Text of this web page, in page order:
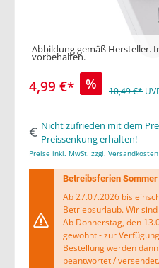
Abbildung gemäß Hersteller.
vorbehalten.
4,99 €* % 10,49 €*
Nicht zufrieden mit dem
Preissenkung erhalten!
Preise inkl. MwSt. zzgl. Versandkosten
Betreibsferien Sommer
Ab 27.07.2026 bis
Betriebsurlaub. Wir
Ab Donnerstag, den
gewohnt - zur
Bestellung werden
beantwortet / versendet.